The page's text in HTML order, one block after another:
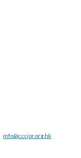
info@cccjor.org.hk